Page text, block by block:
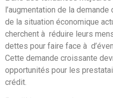
l’augmentation de la
de la situation économique
cherchent à réduire leurs
dettes pour faire face à
Cette demande croissante
opportunités pour les
crédit.